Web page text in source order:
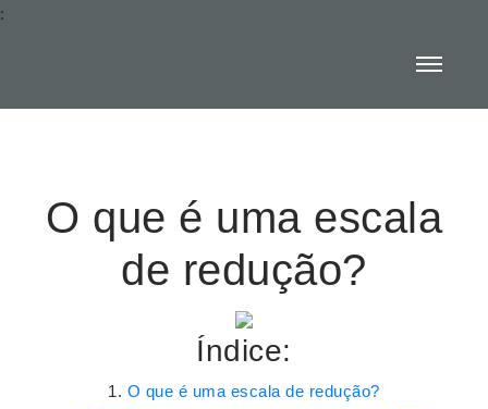
:
O que é uma escala
de redução?
Índice:
O que é uma escala de redução?